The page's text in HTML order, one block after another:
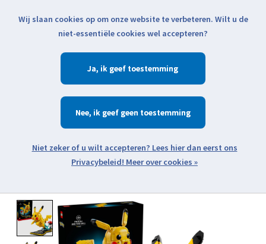
Klik voor actuele verzendinformatie...
Verlanglijst
Zoeken
Open webshop menu
Product image slideshow Items
Wij slaan cookies op om onze website te verbeteren. Wilt u de
niet-essentiële cookies wel accepteren?
Ja
Nee
Meer over cookies »